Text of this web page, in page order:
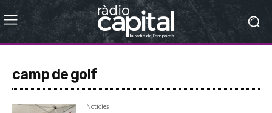
camp de golf
Notícies